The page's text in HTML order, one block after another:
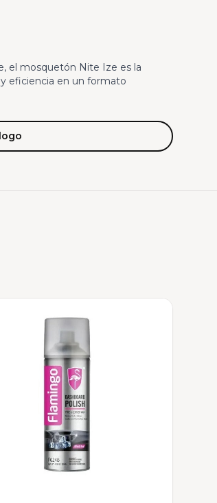
el mosquetón Nite Ize es la
eficiencia en un formato